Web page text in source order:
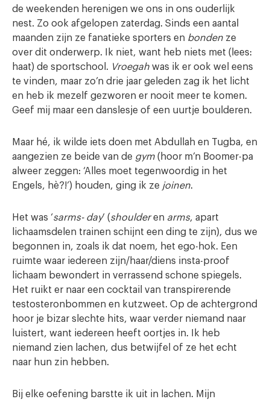
de weekenden herenigen we ons in ons ouderlijk
nest. Zo ook afgelopen zaterdag. Sinds een aantal
maanden zijn ze fanatieke sporters en bonden ze
over dit onderwerp. Ik niet, want heb niets met (lees:
haat) de sportschool. Vroegah was ik er ook wel eens
te vinden, maar zo’n drie jaar geleden zag ik het licht
en heb ik mezelf gezworen er nooit meer te komen.
Geef mij maar een danslesje of een uurtje boulderen.
Maar hé, ik wilde iets doen met Abdullah en Tugba, en
aangezien ze beide van de gym (hoor m’n Boomer-pa
alweer zeggen: ‘Alles moet tegenwoordig in het
Engels, hè?!’) houden, ging ik ze joinen.
Het was ‘sarms- day‘ (shoulderen arms, apart
lichaamsdelen trainen schijnt een ding te zijn), dus we
begonnen in, zoals ik dat noem, het ego-hok. Een
ruimte waar iedereen zijn/haar/diens insta-proof
lichaam bewondert in verrassend schone spiegels.
Het ruikt er naar een cocktail van transpirerende
testosteronbommen en kutzweet. Op de achtergrond
hoor je bizar slechte hits, waar verder niemand naar
luistert, want iedereen heeft oortjes in. Ik heb
niemand zien lachen, dus betwijfel of ze het echt
naar hun zin hebben.
Bij elke oefening barstte ik uit in lachen. Mijn